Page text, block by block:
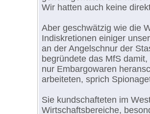
Wir hatten auch keine
Aber geschwätzig wie die
Indiskretionen einiger
an der Angelschnur der
begründete das MfS
nur Embargowaren
arbeiteten, sprich
Sie kundschafteten im
Wirtschaftsbereiche,